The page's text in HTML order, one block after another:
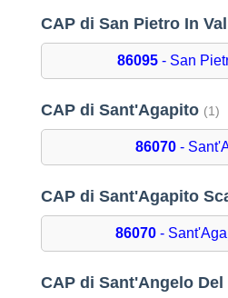
CAP di San Pietro In
86095- San
CAP di Sant'Agapito (1)
86070 -
CAP di Sant'Agapito
86070-
CAP di Sant'Angelo Del